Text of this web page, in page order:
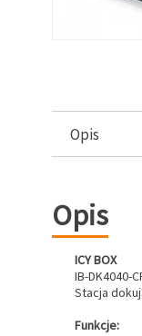
Opis
Opis
ICY BOX
IB-DK4040-
Stacja
Funkcje: